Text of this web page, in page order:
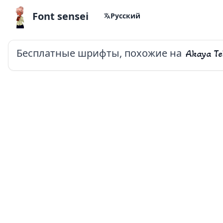
Font sensei Русский
Бесплатные шрифты, похожие на Akaya